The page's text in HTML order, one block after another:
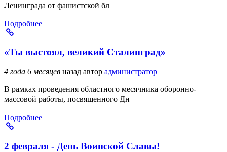
Ленинграда от фашистской бл
Подробнее
«Ты выстоял, великий Сталинград»
4 года 6 месяцев назад автор администратор
В рамках проведения областного месячника оборонно-
массовой работы, посвященного Дн
Подробнее
2 февраля - День Воинской Славы!